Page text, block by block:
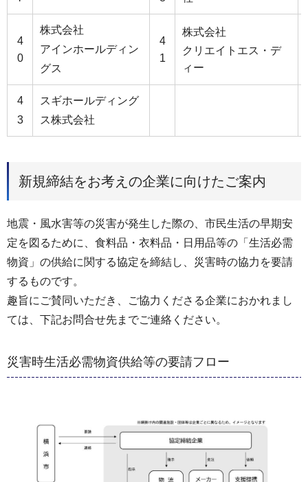
4
0
株式会社
アインホールディン
グス
4
1
株式会社
クリエイトエス・デ
ィー
4
3
スギホールディング
ス株式会社
新規締結をお考えの企業に向けたご案内
地震・風水害等の災害が発生した際の、市民生活の早期安
定を図るために、食料品・衣料品・日用品等の「生活必需
物資」の供給に関する協定を締結し、災害時の協力を要請
するものです。
趣旨にご賛同いただき、ご協力くださる企業におかれまし
ては、下記お問合せ先までご連絡ください。
災害時生活必需物資供給等の要請フロー